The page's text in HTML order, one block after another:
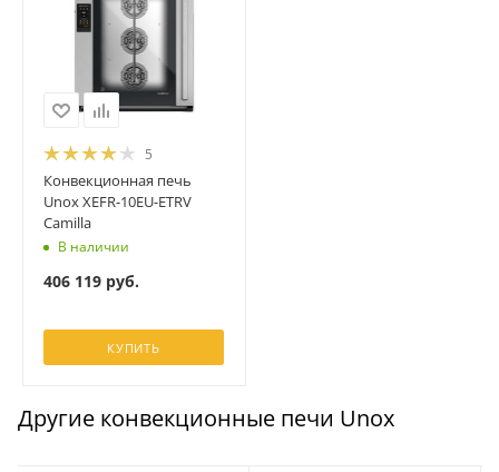
5
Конвекционная печь
Unox XEFR-10EU-ETRV
Camilla
В наличии
406 119руб.
КУПИТЬ
Другие конвекционные печи Unox